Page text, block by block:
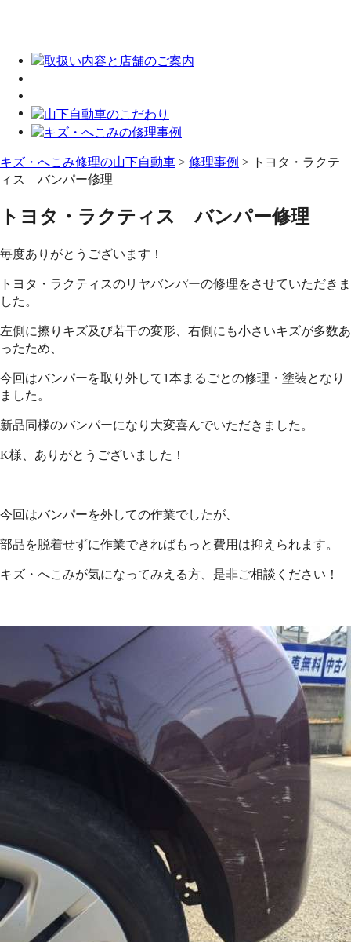
キズ・へこみ修理の山下自動車 > 修理事例 > トヨタ・ラクテ
ィス バンパー修理
トヨタ・ラクティス バンパー修理
毎度ありがとうございます！
トヨタ・ラクティスのリヤバンパーの修理をさせていただきま
した。
左側に擦りキズ及び若干の変形、右側にも小さいキズが多数あ
ったため、
今回はバンパーを取り外して1本まるごとの修理・塗装となり
ました。
新品同様のバンパーになり大変喜んでいただきました。
K様、ありがとうございました！
今回はバンパーを外しての作業でしたが、
部品を脱着せずに作業できればもっと費用は抑えられます。
キズ・へこみが気になってみえる方、是非ご相談ください！